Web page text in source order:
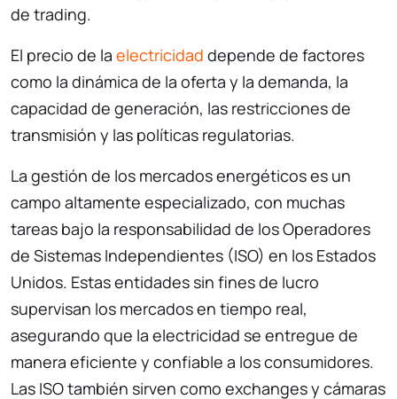
de trading.
El precio de la electricidad depende de factores
como la dinámica de la oferta y la demanda, la
capacidad de generación, las restricciones de
transmisión y las políticas regulatorias.
La gestión de los mercados energéticos es un
campo altamente especializado, con muchas
tareas bajo la responsabilidad de los Operadores
de Sistemas Independientes (ISO) en los Estados
Unidos. Estas entidades sin fines de lucro
supervisan los mercados en tiempo real,
asegurando que la electricidad se entregue de
manera eficiente y confiable a los consumidores.
Las ISO también sirven como exchanges y cámaras